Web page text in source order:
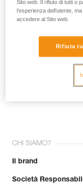
E-mail *
Unisciti alla
CHI SIAMO?
Il brand
Società
Sito web. Il rifiuto di tutti o
l’esperienza dell’utente,
accedere al Sito web.
Rifiuta